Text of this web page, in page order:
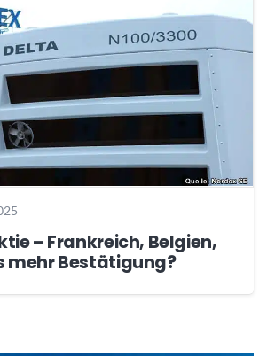
– Frankreich, Belgien,
mehr Bestätigung?